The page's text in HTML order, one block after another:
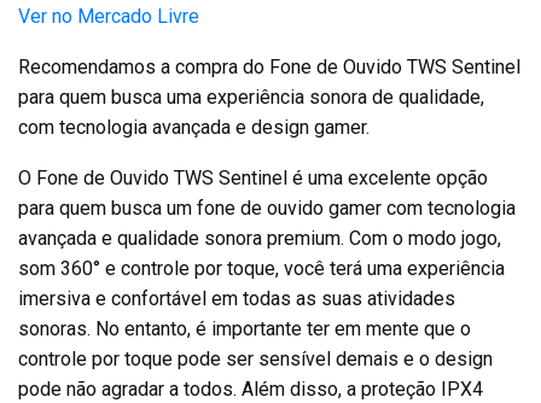
Ver no Mercado Livre
Recomendamos a compra do Fone de Ouvido TWS Sentinel
para quem busca uma experiência sonora de qualidade,
com tecnologia avançada e design gamer.
O Fone de Ouvido TWS Sentinel é uma excelente opção
para quem busca um fone de ouvido gamer com tecnologia
avançada e qualidade sonora premium. Com o modo jogo,
som 360° e controle por toque, você terá uma experiência
imersiva e confortável em todas as suas atividades
sonoras. No entanto, é importante ter em mente que o
controle por toque pode ser sensível demais e o design
pode não agradar a todos. Além disso, a proteção IPX4